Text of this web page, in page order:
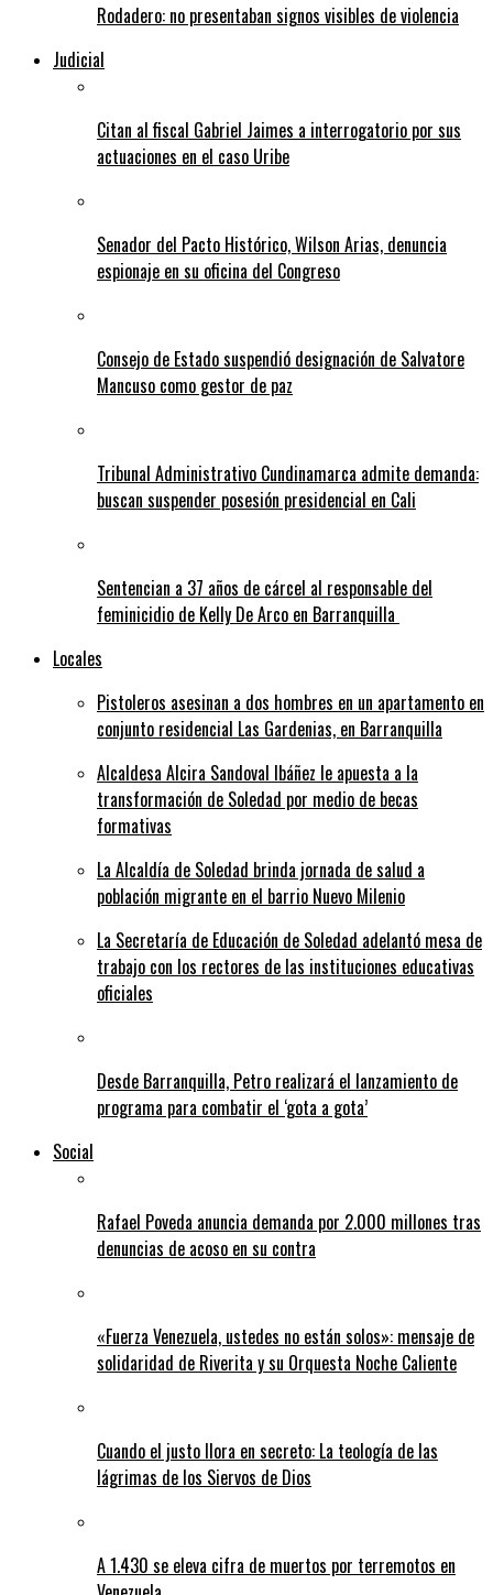
Rodadero: no presentaban signos visibles de violencia
Judicial
Citan al fiscal Gabriel Jaimes a interrogatorio por sus
actuaciones en el caso Uribe
Senador del Pacto Histórico, Wilson Arias, denuncia
espionaje en su oficina del Congreso
Consejo de Estado suspendió designación de Salvatore
Mancuso como gestor de paz
Tribunal Administrativo Cundinamarca admite demanda:
buscan suspender posesión presidencial en Cali
Sentencian a 37 años de cárcel al responsable del
feminicidio de Kelly De Arco en Barranquilla
Locales
Pistoleros asesinan a dos hombres en un apartamento en
conjunto residencial Las Gardenias, en Barranquilla
Alcaldesa Alcira Sandoval Ibáñez le apuesta a la
transformación de Soledad por medio de becas
formativas
La Alcaldía de Soledad brinda jornada de salud a
población migrante en el barrio Nuevo Milenio
La Secretaría de Educación de Soledad adelantó mesa de
trabajo con los rectores de las instituciones educativas
oficiales
Desde Barranquilla, Petro realizará el lanzamiento de
programa para combatir el ‘gota a gota’
Social
Rafael Poveda anuncia demanda por 2.000 millones tras
denuncias de acoso en su contra
«Fuerza Venezuela, ustedes no están solos»: mensaje de
solidaridad de Riverita y su Orquesta Noche Caliente
Cuando el justo llora en secreto: La teología de las
lágrimas de los Siervos de Dios
A 1.430 se eleva cifra de muertos por terremotos en